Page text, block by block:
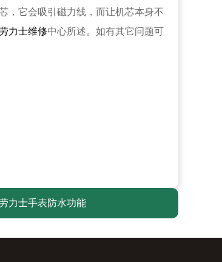
它会吸引磁力线，而让机芯本身不
劳力士维修中心所述。如有其它问题可
力士手表防水功能